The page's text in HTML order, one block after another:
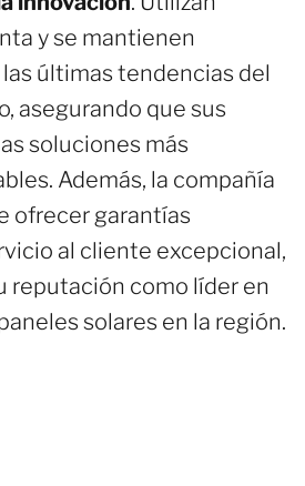
y se mantienen
últimas tendencias del
asegurando que sus
soluciones más
Además, la compañía
ofrecer garantías
al cliente excepcional,
reputación como líder en
solares en la región.